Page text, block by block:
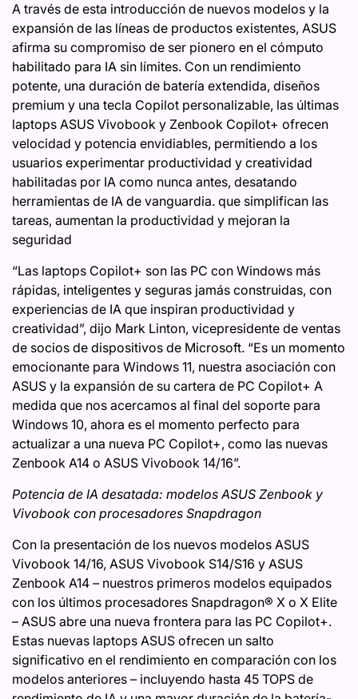
A través de esta introducción de nuevos modelos y la
expansión de las líneas de productos existentes, ASUS
afirma su compromiso de ser pionero en el cómputo
habilitado para IA sin límites. Con un rendimiento
potente, una duración de batería extendida, diseños
premium y una tecla Copilot personalizable, las últimas
laptops ASUS Vivobook y Zenbook Copilot+ ofrecen
velocidad y potencia envidiables, permitiendo a los
usuarios experimentar productividad y creatividad
habilitadas por IA como nunca antes, desatando
herramientas de IA de vanguardia. que simplifican las
tareas, aumentan la productividad y mejoran la
seguridad
“Las laptops Copilot+ son las PC con Windows más
rápidas, inteligentes y seguras jamás construidas, con
experiencias de IA que inspiran productividad y
creatividad”, dijo Mark Linton, vicepresidente de ventas
de socios de dispositivos de Microsoft. “Es un momento
emocionante para Windows 11, nuestra asociación con
ASUS y la expansión de su cartera de PC Copilot+ A
medida que nos acercamos al final del soporte para
Windows 10, ahora es el momento perfecto para
actualizar a una nueva PC Copilot+, como las nuevas
Zenbook A14 o ASUS Vivobook 14/16”.
Potencia de IA desatada: modelos ASUS Zenbook y
Vivobook con procesadores Snapdragon
Con la presentación de los nuevos modelos ASUS
Vivobook 14/16, ASUS Vivobook S14/S16 y ASUS
Zenbook A14 – nuestros primeros modelos equipados
con los últimos procesadores Snapdragon® X o X Elite
– ASUS abre una nueva frontera para las PC Copilot+.
Estas nuevas laptops ASUS ofrecen un salto
significativo en el rendimiento en comparación con los
modelos anteriores – incluyendo hasta 45 TOPS de